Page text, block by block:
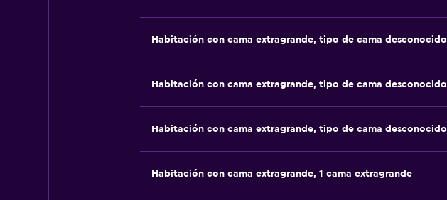
Habitación con cama extragrande, tipo de cama desconocido
Habitación con cama extragrande, tipo de cama desconocido
Habitación con cama extragrande, tipo de cama desconocido
Habitación con cama extragrande, 1 cama extragrande